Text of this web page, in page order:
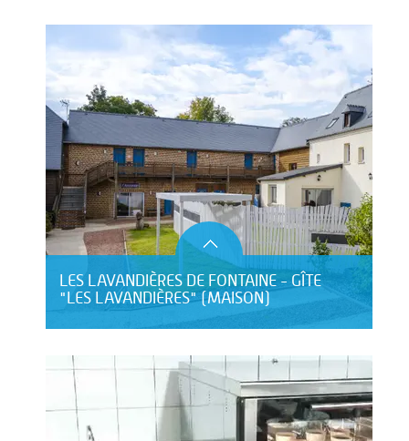
LES LAVANDIÈRES DE FONTAINE - GÎTE
"LES LAVANDIÈRES" (MAISON)